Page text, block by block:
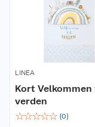
LINEA
Kort
verden
☆☆☆☆☆ (0)
Våre butikker
Våre merkevarer
Coop kjeder
Ledige stillinger
Bærekraft
Reklamasjon og
Ofte stilte spørsmål
Betalingsalternativer
Pakkesporing
Åpent kjøp
Coop medlem